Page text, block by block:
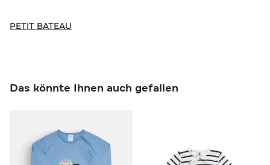
PETIT BATEAU
Das könnte Ihnen auch gefallen